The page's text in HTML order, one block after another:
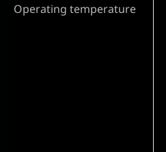
Operating temperature